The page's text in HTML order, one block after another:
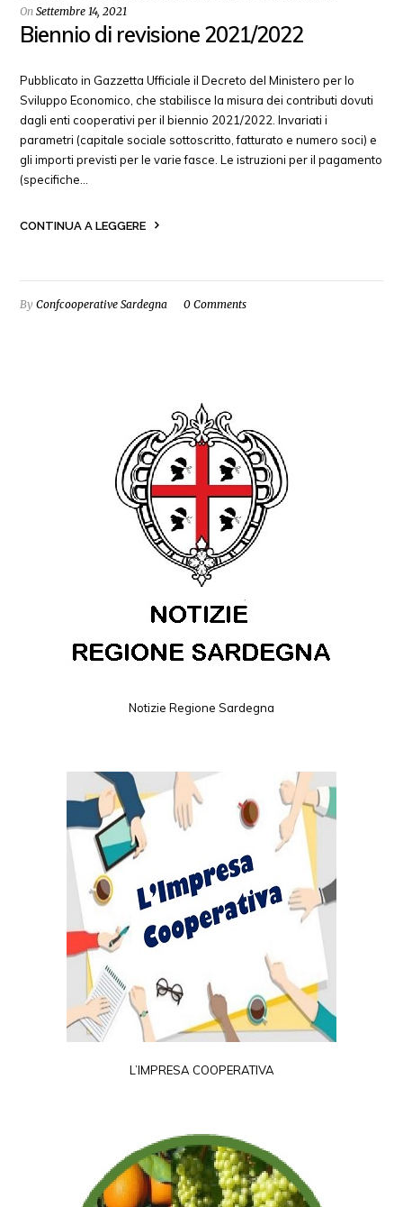
OnSettembre 14, 2021
Biennio di revisione 2021/2022
Pubblicato in Gazzetta Ufficiale il Decreto del Ministero per lo
Sviluppo Economico, che stabilisce la misura dei contributi dovuti
dagli enti cooperativi per il biennio 2021/2022. Invariati i
parametri (capitale sociale sottoscritto, fatturato e numero soci) e
gli importi previsti per le varie fasce. Le istruzioni per il pagamento
(specifiche…
CONTINUA A LEGGERE
ByConfcooperative Sardegna 0 Comments
Notizie Regione Sardegna
L’IMPRESA COOPERATIVA